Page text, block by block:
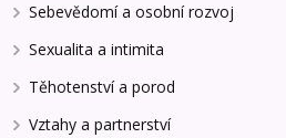
Sebevědomí a osobní rozvoj
Sexualita a intimita
Těhotenství a porod
Vztahy a partnerství